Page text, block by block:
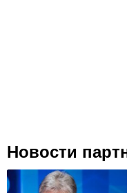
Новости